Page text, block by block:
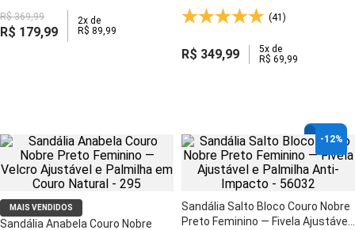
R$ 369,99
R$ 179,99
2x de
R$ 89,99
Anti-Impacto e Solado Gel - 55131
(41)
R$ 349,99 5x de
R$ 69,99
MAIS VENDIDOS
Sandália Anabela Couro Nobre
-12%
Sandália Salto Bloco Couro Nobre
Preto Feminino — Fivela Ajustável